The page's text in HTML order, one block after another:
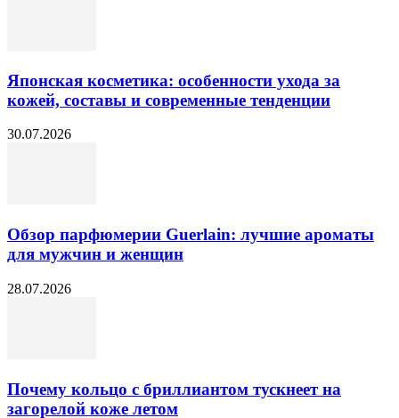
Японская косметика: особенности ухода за
кожей, составы и современные тенденции
30.07.2026
Обзор парфюмерии Guerlain: лучшие ароматы
для мужчин и женщин
28.07.2026
Почему кольцо с бриллиантом тускнеет на
загорелой коже летом